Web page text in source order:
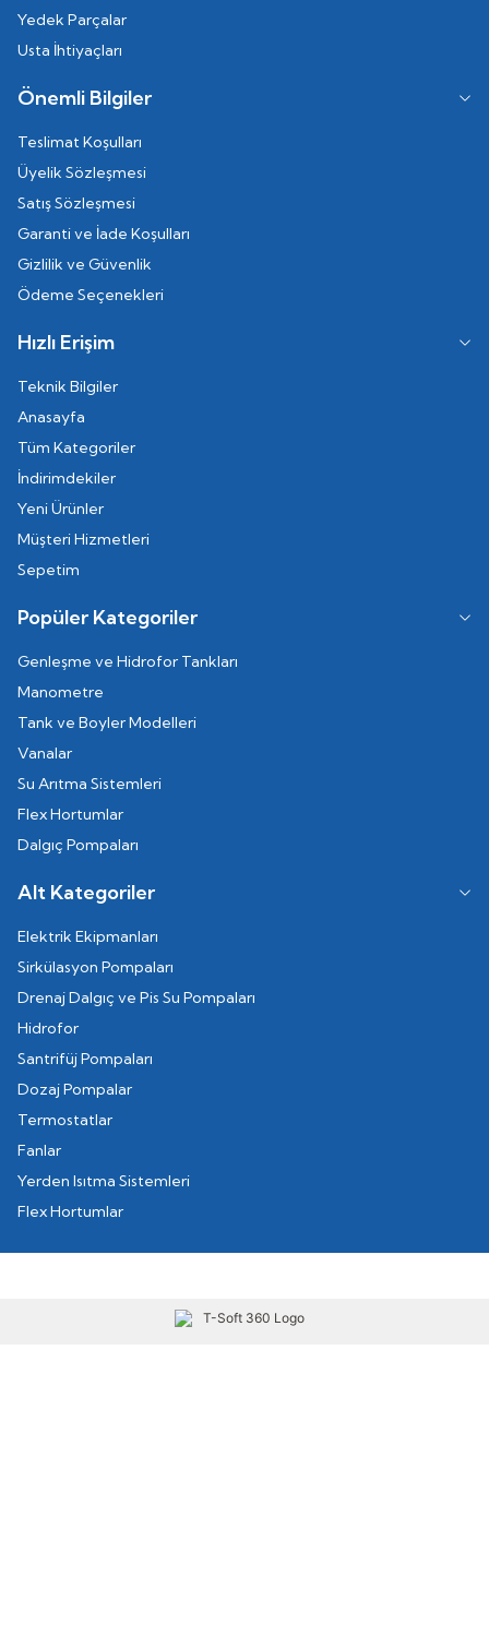
Yedek Parçalar
Usta İhtiyaçları
Önemli Bilgiler
Teslimat Koşulları
Üyelik Sözleşmesi
Satış Sözleşmesi
Garanti ve İade Koşulları
Gizlilik ve Güvenlik
Ödeme Seçenekleri
Hızlı Erişim
Teknik Bilgiler
Anasayfa
Tüm Kategoriler
İndirimdekiler
Yeni Ürünler
Müşteri Hizmetleri
Sepetim
Popüler Kategoriler
Genleşme ve Hidrofor Tankları
Manometre
Tank ve Boyler Modelleri
Vanalar
Su Arıtma Sistemleri
Flex Hortumlar
Dalgıç Pompaları
Alt Kategoriler
Elektrik Ekipmanları
Sirkülasyon Pompaları
Drenaj Dalgıç ve Pis Su Pompaları
Hidrofor
Santrifüj Pompaları
Dozaj Pompalar
Termostatlar
Fanlar
Yerden Isıtma Sistemleri
Flex Hortumlar